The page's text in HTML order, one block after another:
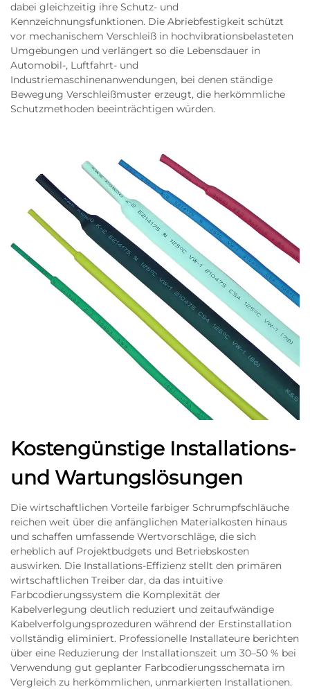
dabei gleichzeitig ihre Schutz- und
Kennzeichnungsfunktionen. Die Abriebfestigkeit schützt
vor mechanischem Verschleiß in hochvibrationsbelasteten
Umgebungen und verlängert so die Lebensdauer in
Automobil-, Luftfahrt- und
Industriemaschinenanwendungen, bei denen ständige
Bewegung Verschleißmuster erzeugt, die herkömmliche
Schutzmethoden beeinträchtigen würden.
Kostengünstige Installations-
und Wartungslösungen
Die wirtschaftlichen Vorteile farbiger Schrumpfschläuche
reichen weit über die anfänglichen Materialkosten hinaus
und schaffen umfassende Wertvorschläge, die sich
erheblich auf Projektbudgets und Betriebskosten
auswirken. Die Installations-Effizienz stellt den primären
wirtschaftlichen Treiber dar, da das intuitive
Farbcodierungssystem die Komplexität der
Kabelverlegung deutlich reduziert und zeitaufwändige
Kabelverfolgungsprozeduren während der Erstinstallation
vollständig eliminiert. Professionelle Installateure berichten
über eine Reduzierung der Installationszeit um 30–50 % bei
Verwendung gut geplanter Farbcodierungsschemata im
Vergleich zu herkömmlichen, unmarkierten Installationen.